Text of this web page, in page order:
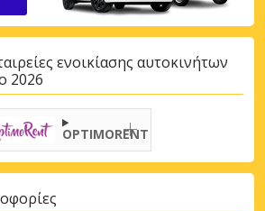
ενοικίασης αυτοκινήτων
2026
OPTIMORENT